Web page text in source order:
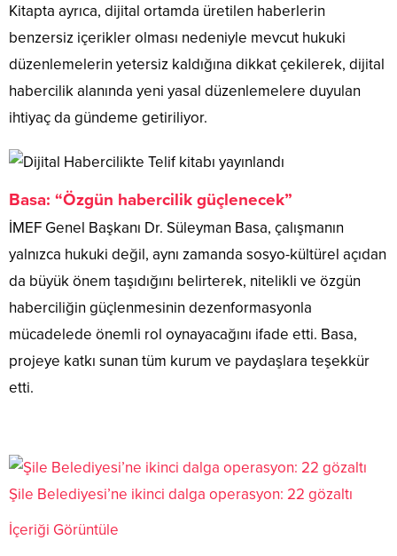
Kitapta ayrıca, dijital ortamda üretilen haberlerin
benzersiz içerikler olması nedeniyle mevcut hukuki
düzenlemelerin yetersiz kaldığına dikkat çekilerek, dijital
habercilik alanında yeni yasal düzenlemelere duyulan
ihtiyaç da gündeme getiriliyor.
Basa: “Özgün habercilik güçlenecek”
İMEF Genel Başkanı Dr. Süleyman Basa, çalışmanın
yalnızca hukuki değil, aynı zamanda sosyo-kültürel açıdan
da büyük önem taşıdığını belirterek, nitelikli ve özgün
haberciliğin güçlenmesinin dezenformasyonla
mücadelede önemli rol oynayacağını ifade etti. Basa,
projeye katkı sunan tüm kurum ve paydaşlara teşekkür
etti.
Şile Belediyesi’ne ikinci dalga operasyon: 22 gözaltı
İçeriği Görüntüle